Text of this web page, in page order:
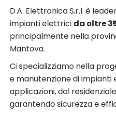
D.A. Elettronica S.r.l. è
impianti elettrici da oltre
principalmente nella
Mantova.
Ci specializziamo nella
e manutenzione di
applicazioni, dal
garantendo sicurezza e